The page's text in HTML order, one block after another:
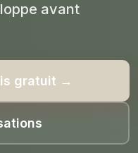
avant
gratuit →